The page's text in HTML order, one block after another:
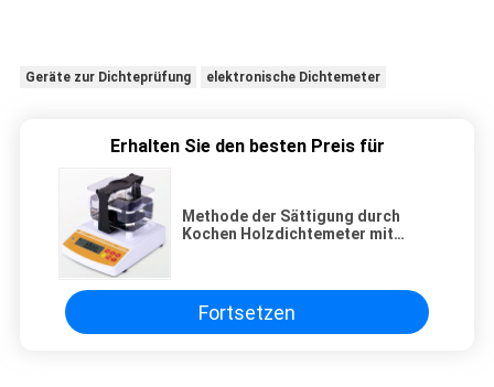
Geräte zur Dichteprüfung elektronische Dichtemeter
Erhalten Sie den besten Preis für
Methode der Sättigung durch
Kochen Holzdichtemeter mit
Fortsetzen